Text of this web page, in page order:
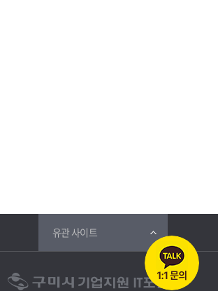
, 담당자 직위, 담당자 휴대폰번호,
유관 사이트